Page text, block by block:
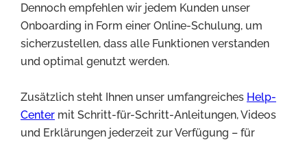
Dennoch empfehlen wir jedem Kunden unser
Onboarding in Form einer Online-Schulung, um
sicherzustellen, dass alle Funktionen verstanden
und optimal genutzt werden.
Zusätzlich steht Ihnen unser umfangreiches Help-
Center mit Schritt-für-Schritt-Anleitungen, Videos
und Erklärungen jederzeit zur Verfügung – für